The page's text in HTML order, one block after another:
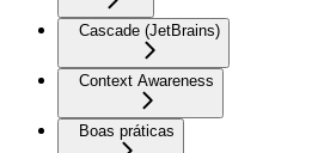
Cascade (JetBrains)
Context Awareness
Boas práticas